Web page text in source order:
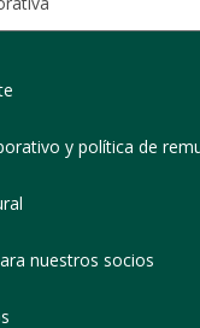
y política de
nuestros socios